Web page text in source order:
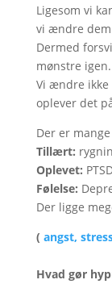
Ligesom vi
vi ændre
Dermed
mønstre igen.
Vi ændre ikke
oplever det
Der er
Tillært:
Oplevet:
Følelse:
Der ligge
( angst,
Hvad gør